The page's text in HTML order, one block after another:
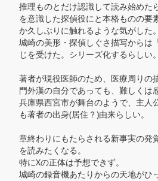
推理ものとだけ認識して読み始めた
を意識した探偵役にと本格ものの要
か久しぶりに触れるような気がした。
城崎の美形・探偵しぐさ描写からは
じを受けた。シリーズ化するらしい。
著者が現役医師のため、医療周りの
門外漢の自分であっても、難しくは
兵庫県西宮市が舞台のようで、主人
も著者の出身(居住？)由来らしい。
章終わりにもたらされる新事実の発
を読みたくなる。
特にXの正体は予想できず。
城崎の録音機あたりからの天地がひ